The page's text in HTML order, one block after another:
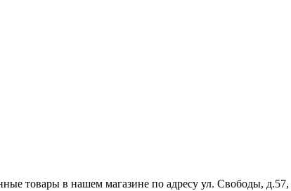
товары в нашем магазине по адресу ул. Свободы, д.57,